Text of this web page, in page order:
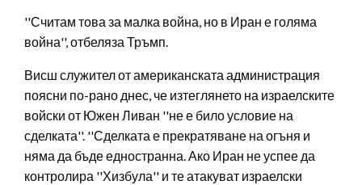
''Считам това за малка война, но в Иран е голяма
война'', отбеляза Тръмп.
Висш служител от американската администрация
поясни по-рано днес, че изтеглянето на израелските
войски от Южен Ливан ''не е било условие на
сделката''. ''Сделката е прекратяване на огъня и
няма да бъде едностранна. Ако Иран не успее да
контролира ''Хизбула'' и те атакуват израелски